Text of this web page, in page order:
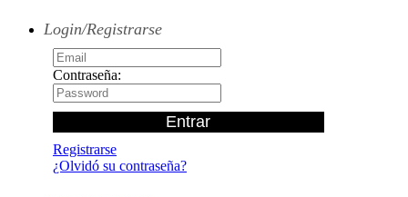
Login/Registrarse
Contraseña:
Registrarse
¿Olvidó su contraseña?